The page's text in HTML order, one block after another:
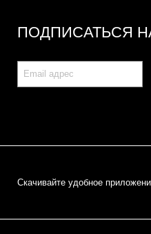
ПОДПИСАТЬСЯ
Cкачивайте удобное